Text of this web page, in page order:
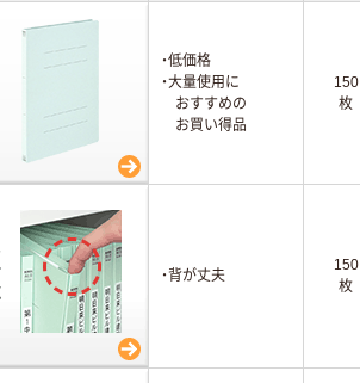
・低価格
・大量使用に
おすすめの
お買い得品
150
枚
・背が丈夫
150
枚